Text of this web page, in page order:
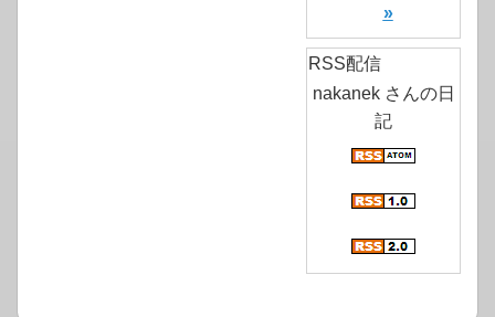
»
RSS配信
nakanek さんの日
記